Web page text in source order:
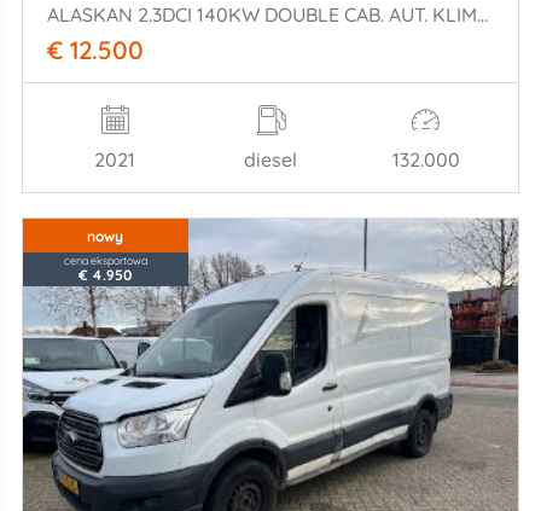
ALASKAN 2.3DCI 140KW DOUBLE CAB. AUT. KLIMA 4WD LEER NAVI
€ 12.500
2021 diesel 132.000
nowy
cena eksportowa
€ 4.950